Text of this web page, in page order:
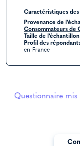
Caractéristiques
Provenance de
Consommateurs de
Taille de
Profil des
en France
Questionnaire mis